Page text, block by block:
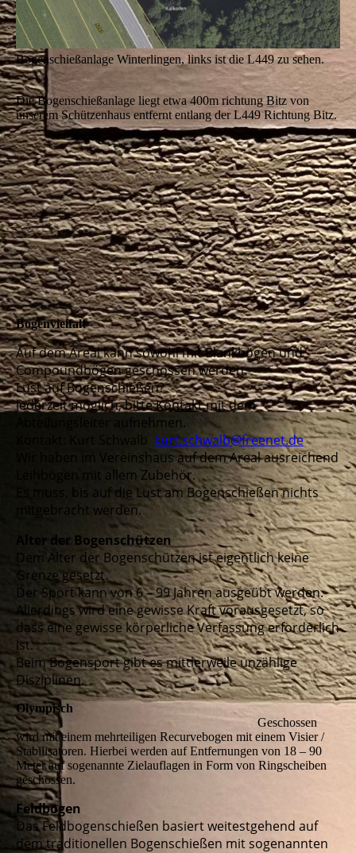
Bogenschießanlage Winterlingen, links ist die L449 zu sehen.
Die Bogenschießanlage liegt etwa 400m richtung Bitz von
unserem Schützenhaus entfernt entlang der L449 Richtung Bitz.
Bogenvielfalt
Auf dem Areal kann sowohl mit Blankbögen und
Compoundbögen geschossen werden.
Lust auf Bogenschießen?
Jederzeit möglich, bitte Kontakt mit dem
Abteilungsleiter aufnehmen.
Kontakt: Kurt Schwalb kurt.schwalb@freenet.de
Wir haben im Vereinshaus auf dem Areal ausreichend
Leihbögen mit allem Zubehör.
Es muss, bis auf die Lust am Bogenschießen nichts
mitgebracht werden.
Alter der Bogenschützen
Dem Alter der Bogenschützen ist eigentlich keine
Grenze gesetzt.
Der Sport kann von 6 – 99 Jahren ausgeübt werden.
Allerdings wird eine gewisse Kraft vorausgesetzt, so
dass eine gewisse körperliche Verfassung erforderlich
ist.
Beim Bogensport gibt es mittlerweile unzählige
Disziplinen.
Olympisch
Geschossen
wird mit einem mehrteiligen Recurvebogen mit einem Visier /
Stabilisatoren. Hierbei werden auf Entfernungen von 18 – 90
Meter auf sogenannte Zielauflagen in Form von Ringscheiben
geschossen.
Feldbogen
Das Feldbogenschießen basiert weitestgehend auf
dem traditionellen Bogenschießen mit sogenannten